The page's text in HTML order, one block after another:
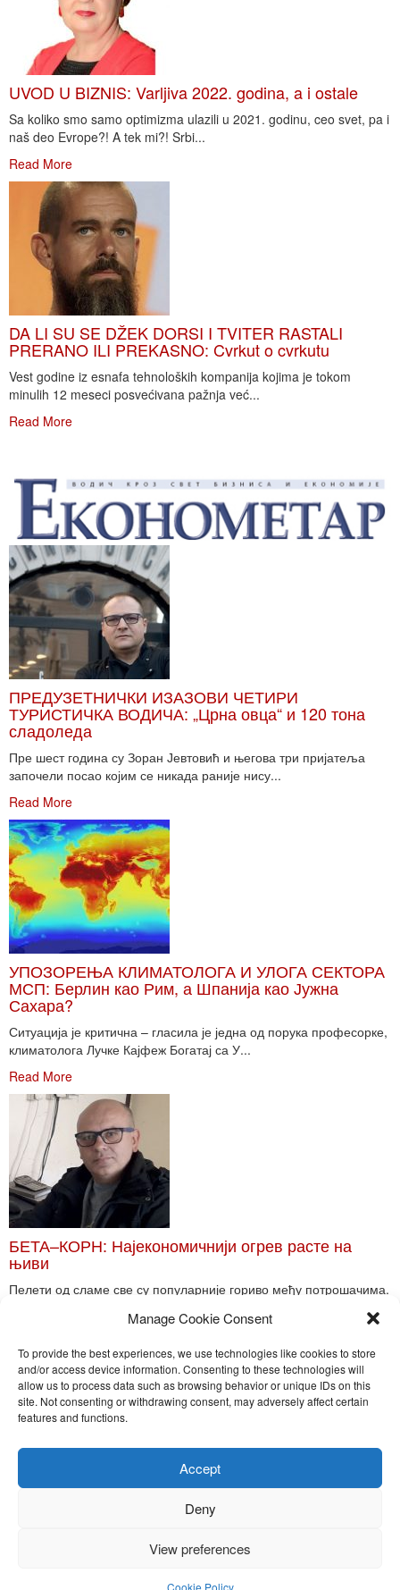
Manage Cookie Consent
To provide the best experiences, we use technologies like cookies to store
and/or access device information. Consenting to these technologies will
allow us to process data such as browsing behavior or unique IDs on this
site. Not consenting or withdrawing consent, may adversely affect certain
features and functions.
Accept
Deny
View preferences
Cookie Policy
UVOD U BIZNIS: Varljiva 2022. godina, a i ostale
Sa koliko smo samo optimizma ulazili u 2021. godinu, ceo svet, pa i
naš deo Evrope?! A tek mi?! Srbi...
Read More
DA LI SU SE DŽEK DORSI I TVITER RASTALI
PRERANO ILI PREKASNO: Cvrkut o cvrkutu
Vest godine iz esnafa tehnoloških kompanija kojima je tokom
minulih 12 meseci posvećivana pažnja već...
Read More
ПРЕДУЗЕТНИЧКИ ИЗАЗОВИ ЧЕТИРИ
ТУРИСТИЧКА ВОДИЧА: „Црна овца“ и 120 тона
сладоледа
Пре шест година су Зоран Јевтовић и његова три пријатеља
започели посао којим се никада раније нису...
Read More
УПОЗОРЕЊА КЛИМАТОЛОГА И УЛОГА СЕКТОРА
МСП: Берлин као Рим, а Шпанија као Јужна
Сахара?
Ситуација је критична – гласила је једна од порука професорке,
климатолога Лучке Кајфеж Богатај са У...
Read More
БЕТА–КОРН: Најекономичнији огрев расте на
њиви
Пелети од сламе све су популарније гориво међу потрошачима.
Toggle
Nira Press d.o.o.
Sadržaj ovog sajta je zakonom zaštićena intelektualna svojina
kopiranje, objavljivanje celine ili delova bilo kog proizvoda NiraPress